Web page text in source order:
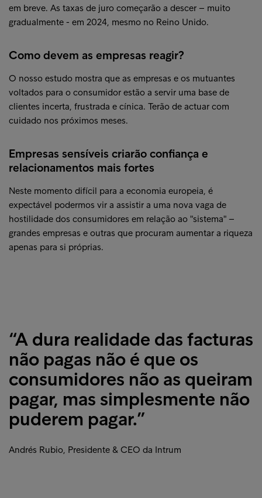
em breve. As taxas de juro começarão a descer – muito
gradualmente - em 2024, mesmo no Reino Unido.
Como devem as empresas reagir?
O nosso estudo mostra que as empresas e os mutuantes
voltados para o consumidor estão a servir uma base de
clientes incerta, frustrada e cínica. Terão de actuar com
cuidado nos próximos meses.
Empresas sensíveis criarão confiança e
relacionamentos mais fortes
Neste momento difícil para a economia europeia, é
expectável podermos vir a assistir a uma nova vaga de
hostilidade dos consumidores em relação ao "sistema" –
grandes empresas e outras que procuram aumentar a riqueza
apenas para si próprias.
“A dura realidade das facturas
não pagas não é que os
consumidores não as queiram
pagar, mas simplesmente não
puderem pagar.”
Andrés Rubio, Presidente & CEO da Intrum